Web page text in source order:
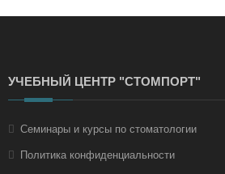
УЧЕБНЫЙ ЦЕНТР "СТОМПОРТ"
Семинары и курсы по стоматологии
Политика конфиденциальности